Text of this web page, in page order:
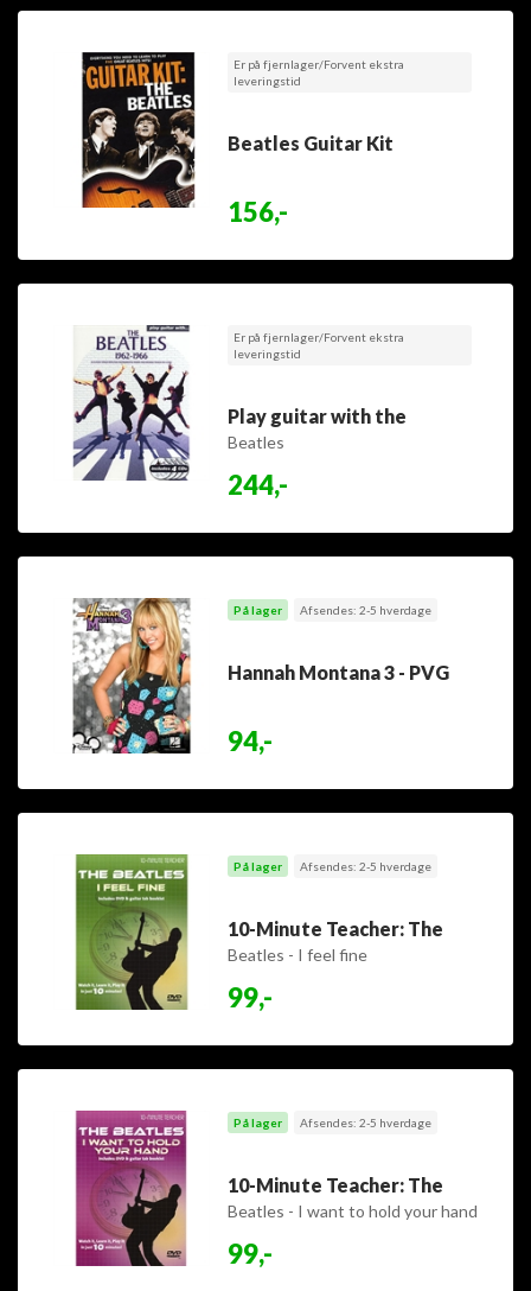
Er på fjernlager/Forvent ekstra
leveringstid
Beatles Guitar Kit
156,-
Er på fjernlager/Forvent ekstra
leveringstid
Play guitar with the
Beatles
244,-
På lager Afsendes: 2-5 hverdage
Hannah Montana 3 - PVG
94,-
På lager Afsendes: 2-5 hverdage
10-Minute Teacher: The
Beatles - I feel fine
99,-
På lager Afsendes: 2-5 hverdage
10-Minute Teacher: The
Beatles - I want to hold your hand
99,-